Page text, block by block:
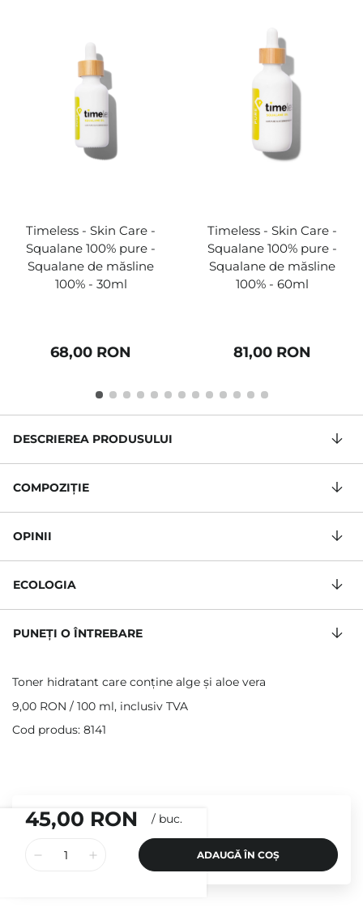
45,00 RON / buc.
ADAUGĂ ÎN COȘ
Timeless - Skin Care -
Squalane 100% pure -
Squalane de măsline
100% - 30ml
68,00 RON
Timeless - Skin Care -
Squalane 100% pure -
Squalane de măsline
100% - 60ml
81,00 RON
DESCRIEREA PRODUSULUI
COMPOZIŢIE
OPINII
ECOLOGIA
PUNEȚI O ÎNTREBARE
Toner hidratant care conține alge și aloe vera
9,00 RON / 100 ml, inclusiv TVA
Cod produs: 8141